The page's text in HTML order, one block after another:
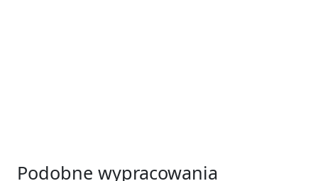
Podobne wypracowania